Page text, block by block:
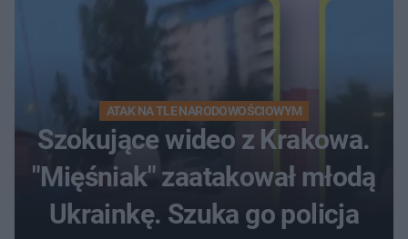
ATAK NA TLE NARODOWOŚCIOWYM
Szokujące wideo z Krakowa.
"Mięśniak" zaatakował młodą
Ukrainkę. Szuka go policja